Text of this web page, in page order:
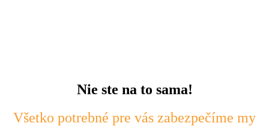
Nie ste na to sama!
Všetko potrebné pre vás zabezpečíme my